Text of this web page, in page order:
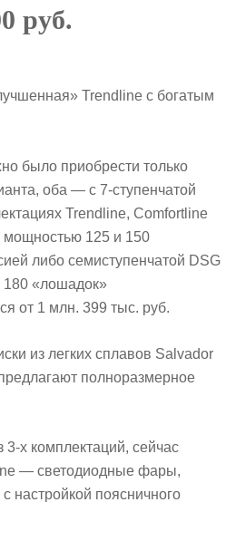
руб.
Trendline с богатым
было приобрести только
оба — с 7-ступенчатой
Trendline, Comfortline
125 и 150
либо семиступенчатой DSG
180 «лошадок»
от 1 млн. 399 тыс. руб.
из легких сплавов Salvador
полноразмерное
х комплектаций, сейчас
— светодиодные фары,
настройкой поясничного